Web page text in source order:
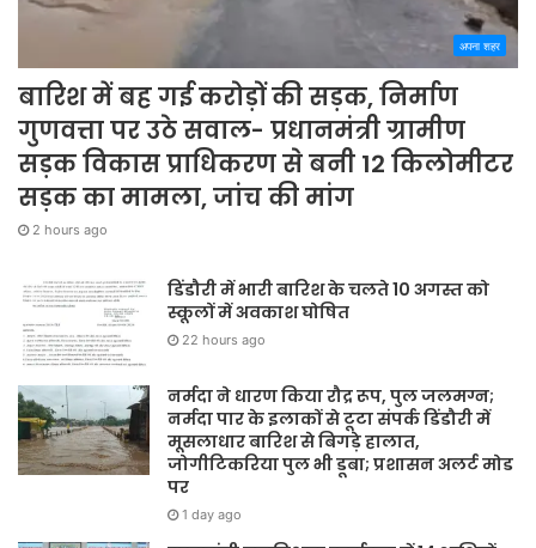
अपना शहर
बारिश में बह गई करोड़ों की सड़क, निर्माण
गुणवत्ता पर उठे सवाल- प्रधानमंत्री ग्रामीण
सड़क विकास प्राधिकरण से बनी 12 किलोमीटर
सड़क का मामला, जांच की मांग
2 hours ago
डिंडौरी में भारी बारिश के चलते 10 अगस्त को
स्कूलों में अवकाश घोषित
22 hours ago
नर्मदा ने धारण किया रौद्र रूप, पुल जलमग्न;
नर्मदा पार के इलाकों से टूटा संपर्क डिंडौरी में
मूसलाधार बारिश से बिगड़े हालात,
जोगीटिकरिया पुल भी डूबा; प्रशासन अलर्ट मोड
पर
1 day ago